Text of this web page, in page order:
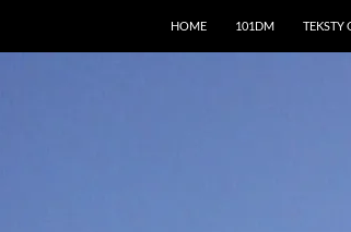
HOME 101DM TEKSTY